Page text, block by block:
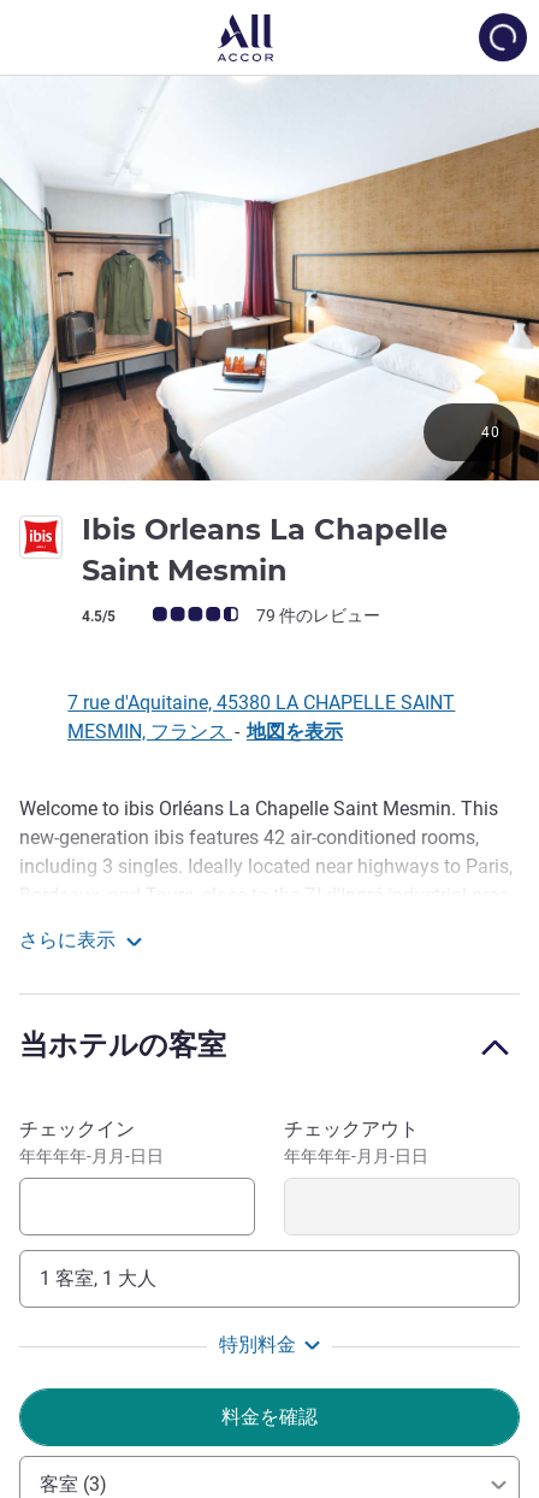
Ibis Orleans La Chapelle
Saint Mesmin
お客さまの声 (確認済みレビュー アコーホテルズ)
4.5/5 79 件のレビュー
40
7 rue d'Aquitaine, 45380 LA CHAPELLE SAINT
MESMIN, フランス - 地図を表示
説明
Welcome to ibis Orléans La Chapelle Saint Mesmin. This
new-generation ibis features 42 air-conditioned rooms,
including 3 singles. Ideally located near highways to Paris,
Saint-Jean-de-la-Ruelle, and just 10 minutes from
downtown Orléans by car or tram. Reception is open until
Discover one of France's most beautiful and charming
cities. The Ibis Orléans La Chapelle Saint Mesmin is easily
station. Orléans may surprise you!
For a discovery of the beautiful city of Orleans or a
team will be happy to welcome you.
ROMAIN ABASYAN ホテル経営
さらに表示
当ホテルの客室
このホテルを予約
チェックイン
年年年年-月月-日日
チェックアウト
年年年年-月月-日日
1 客室, 1 大人
特別料金
料金を確認
客室 (3)